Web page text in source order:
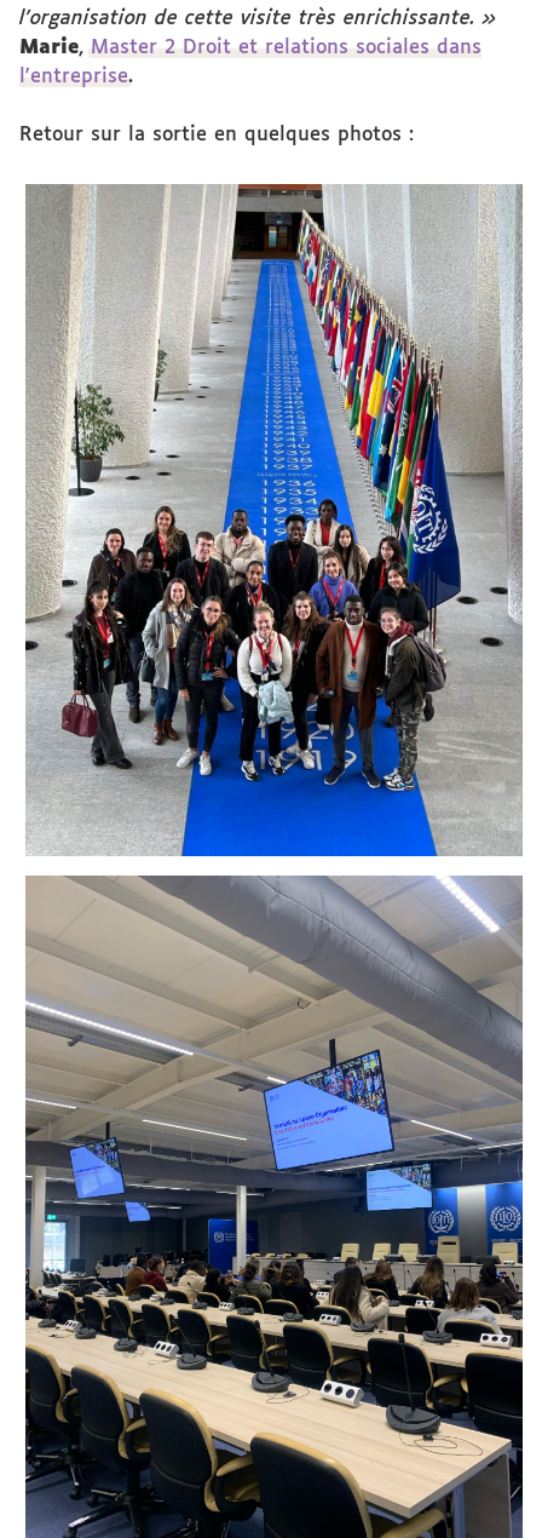
l'organisation de cette visite très enrichissante. »
Marie, Master 2 Droit et relations sociales dans
l'entreprise.
Retour sur la sortie en quelques photos :